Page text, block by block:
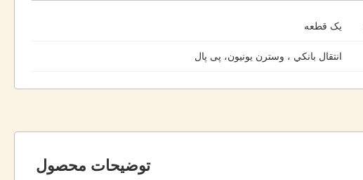
یک قطعه
انتقال بانکي ، وسترن یونیون، پی پال
توضیحات محصول